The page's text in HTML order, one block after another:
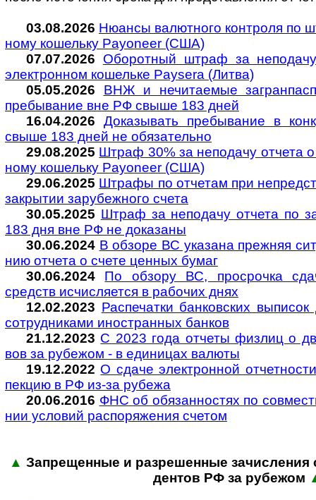
03.08.2026 Нюансы валютного контроля по
ному коше­льку Payoneer (США)
07.07.2026
Оборотный штраф за
эле­к­т­рон­ном ко­ше­льке Paysera (Литва)
05.05.2026
ВНЖ и не­чи­та­е­мые
пре­бы­ва­ние вне РФ свы­ше 183 дней
16.04.2026
Доказывать пребывание в
свыше 183 дней не обя­за­тельно
29.08.2025 Штраф 30% за непо­да­чу от­че­та
но­му ко­ше­ль­ку Pay­o­neer (США)
29.06.2025 Штрафы по отчетам при
закры­тии за­ру­беж­ного счета
30.05.2025 Штраф за неподачу отчета по
183 дня вне РФ не до­ка­заны
30.06.2024 В обзоре ВС указана прежняя
нию отчета о счете цен­ных бумаг
30.06.2024
По обзору ВС, просрочка
средств исчи­сля­ется в рабо­чих днях
12.02.2023 Рас­пе­ча­тки бан­ков­ских
сотруд­ни­ками ино­ст­ран­ных бан­ков
21.12.2023 С 2023 года от­че­ты физлиц о
вов за ру­бе­жом - в еди­ни­цах ва­лю­ты
19.12.2022 О сдаче элек­т­рон­ной
пек­цию в РФ из-за ру­бежа
20.06.2016 ФНС об обязанностях по
нии усло­вий рас­по­ря­же­ния сче­том
▲ Запрещенные и разрешенные зачисления
ден­тов РФ за ру­бежом